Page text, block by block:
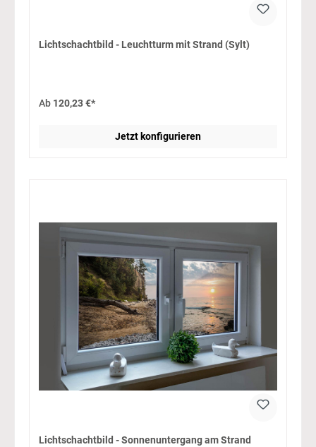
Lichtschachtbild - Leuchtturm mit Strand (Sylt)
Ab 120,23 €*
Jetzt konfigurieren
Lichtschachtbild - Sonnenuntergang am Strand